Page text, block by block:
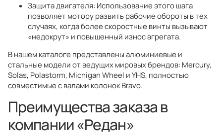
Защита двигателя: Использование этого шага
позволяет мотору развить рабочие обороты в тех
случаях, когда более скоростные винты вызывают
«недокрут» и повышенный износ агрегата.
В нашем каталоге представлены алюминиевые и
стальные модели от ведущих мировых брендов: Mercury,
Solas, Polastorm, Michigan Wheel и YHS, полностью
совместимые с валами колонок Bravo.
Преимущества заказа в
компании «Редан»